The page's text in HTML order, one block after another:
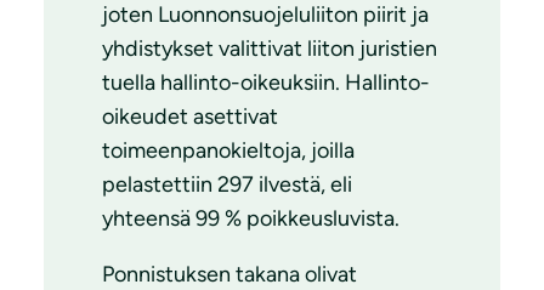
joten Luonnonsuojeluliiton piirit ja
yhdistykset valittivat liiton juristien
tuella hallinto-oikeuksiin. Hallinto-
oikeudet asettivat
toimeenpanokieltoja, joilla
pelastettiin 297 ilvestä, eli
yhteensä 99 % poikkeusluvista.
Ponnistuksen takana olivat